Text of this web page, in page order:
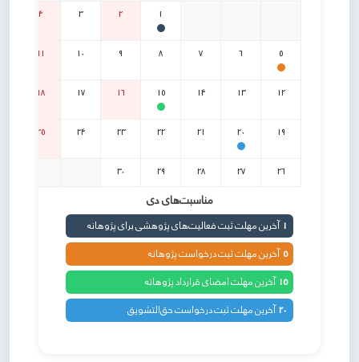
1
2
3
4
5
6
7
8
9
10
11
12
13
14
15
16
17
18
19
20
21
22
23
24
25
26
27
28
29
30
مناسبت‌های دی
1 آخرین مهلت ثبت فعالیت‌های پژوهشی برای پژوهانه
5 آخرین مهلت ثبت درخواست پژوهانه
15 آخرین مهلت امضای قرارداد پژوهانه
20 آخرین مهلت ثبت درخواست حق‌التشویق